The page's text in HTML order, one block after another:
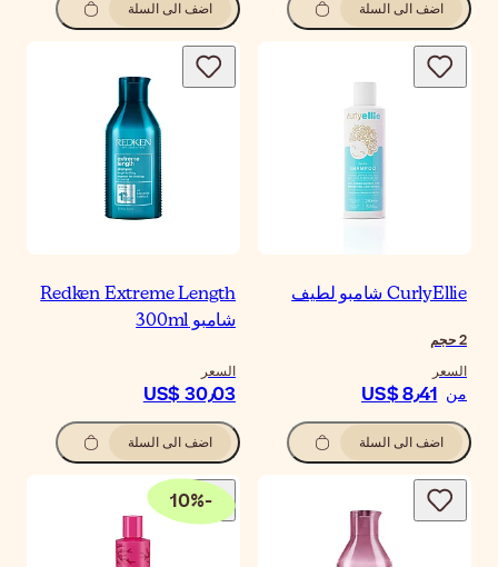
اضف الى السلة اضف الى السلة
CurlyEllie شامبو لطيف
2حجم
السعر
من US$ 8٫41
اضف الى السلة
Redken Extreme Length
شامبو 300ml
السعر
US$ 30٫03
اضف الى السلة
-
10%